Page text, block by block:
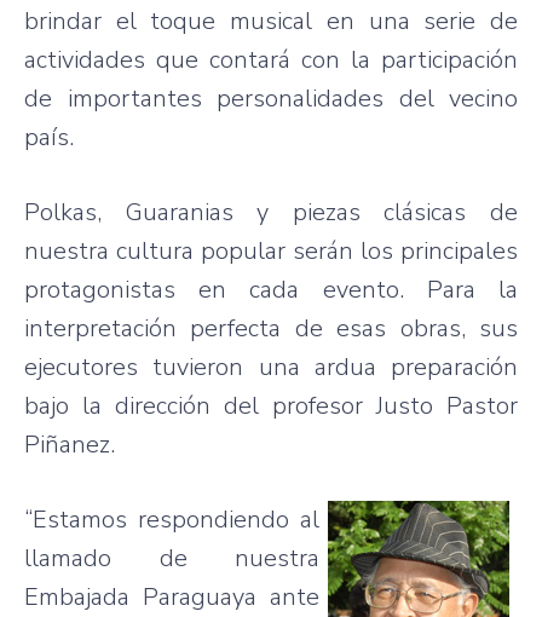
brindar el toque musical en una serie de
actividades que contará con la participación
de importantes personalidades del vecino
país.
Polkas, Guaranias y piezas clásicas de
nuestra cultura popular serán los principales
protagonistas en cada evento. Para la
interpretación perfecta de esas obras, sus
ejecutores tuvieron una ardua preparación
bajo la dirección del profesor Justo Pastor
Piñanez.
“Estamos respondiendo al
llamado de nuestra
Embajada Paraguaya ante